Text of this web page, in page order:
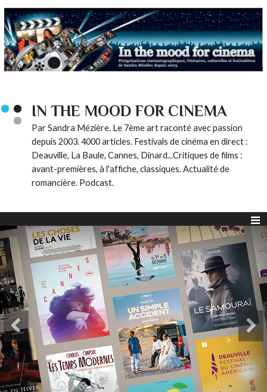
IN THE MOOD FOR CINEMA
Par Sandra Mézière. Le 7ème art raconté avec passion
depuis 2003. 4000 articles. Festivals de cinéma en direct :
Deauville, La Baule, Cannes, Dinard...Critiques de films :
avant-premières, à l'affiche, classiques. Actualité de
romancière. Podcast.